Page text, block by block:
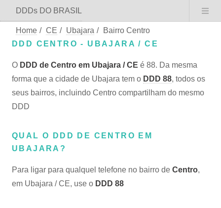
DDDs DO BRASIL
Home / CE / Ubajara /
Bairro Centro
DDD CENTRO - UBAJARA / CE
O DDD de Centro em Ubajara / CE é 88. Da mesma
forma que a cidade de Ubajara tem o DDD 88, todos os
seus bairros, incluindo Centro compartilham do mesmo
DDD
QUAL O DDD DE CENTRO EM
UBAJARA?
Para ligar para qualquel telefone no bairro de Centro,
em Ubajara / CE, use o DDD 88